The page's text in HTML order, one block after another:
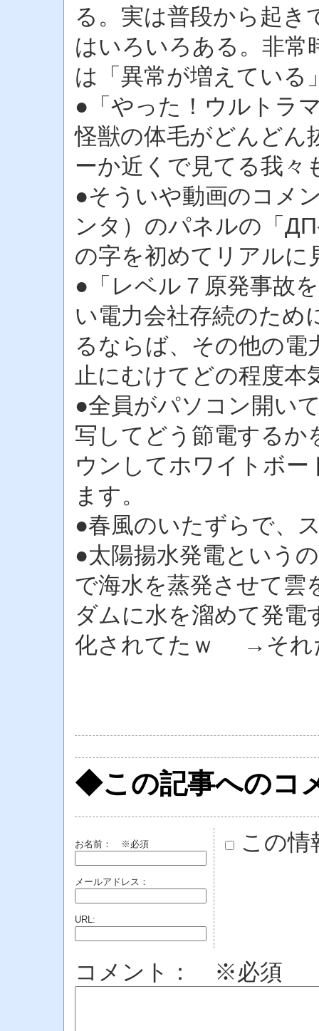
る。実は普段から起き
はいろいろある。非常
は「異常が増えている
●「やった！ウルトラ
怪獣の体毛がどんどん
ーか近くで見てる我
●そういや動画のコメ
ンタ）のパネルの「
の字を初めてリアルに
●「レベル７原発事故
い電力会社存続のため
るならば、その他の電
止にむけてどの程度
●全員がパソコン開い
写してどう節電するか
ウンしてホワイトボ
ます。
●春風のいたずらで、
●太陽揚水発電という
で海水を蒸発させて雲
ダムに水を溜めて発
化されてたｗ →それ
◆この記事へのコ
お名前： ※必須
メールアドレス：
URL:
この情
コメント： ※必須